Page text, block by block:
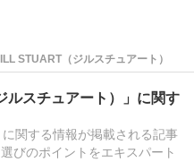
STUART（ジルスチュアート）
スチュアート）」に関す
関する情報が掲載される記事
びのポイントをエキスパート